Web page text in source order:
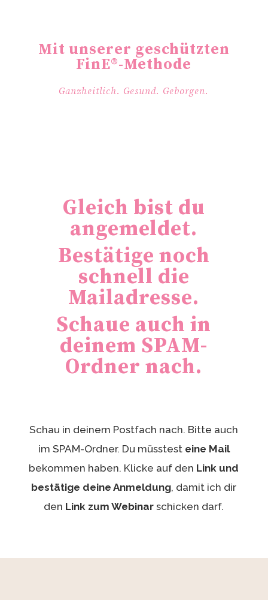
Mit unserer geschützten
FinE®-Methode
Ganzheitlich. Gesund. Geborgen.
Gleich bist du
angemeldet.
Bestätige noch
schnell die
Mailadresse.
Schaue auch in
deinem SPAM-
Ordner nach.
Schau in deinem Postfach nach. Bitte auch
im SPAM-Ordner. Du müsstest eine Mail
bekommen haben. Klicke auf den Link und
bestätige deine Anmeldung, damit ich dir
den Link zum Webinar schicken darf.